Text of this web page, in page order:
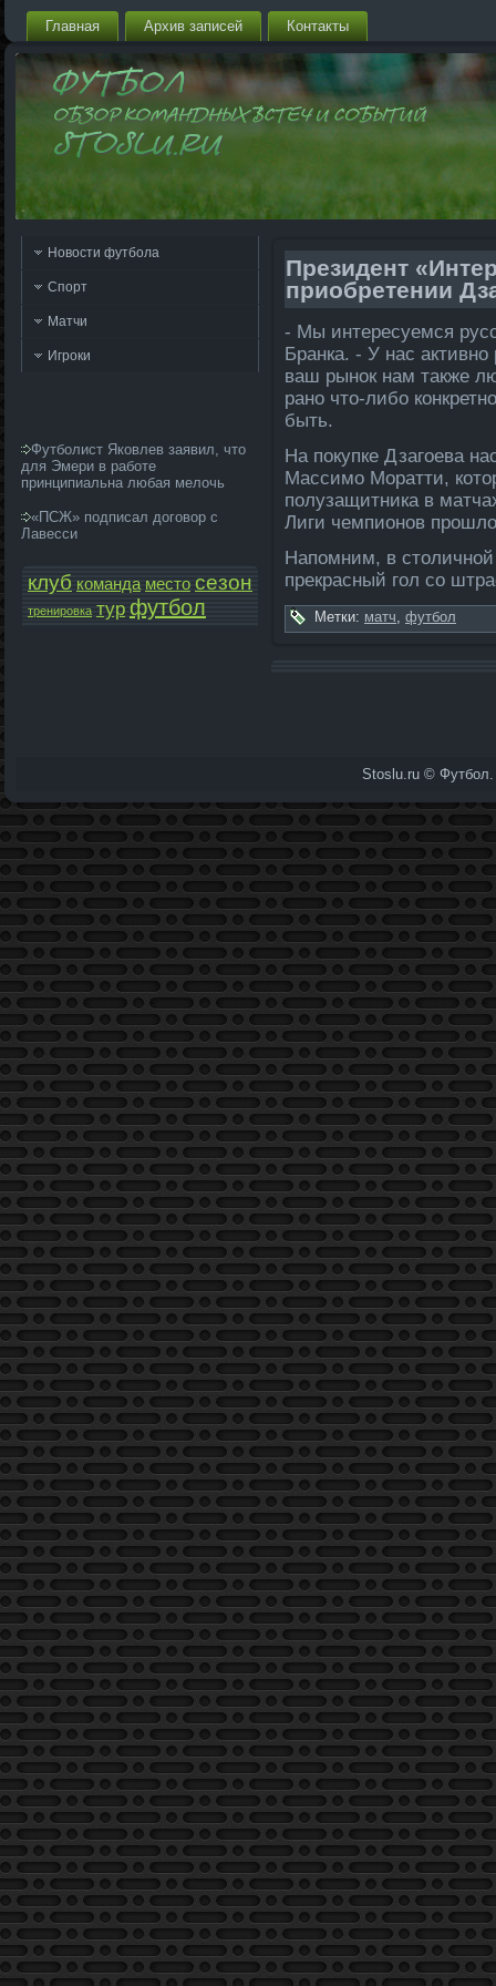
Главная Архив запи­сей Контакты
Новости футбола
Спорт
Матчи
Игроки
Футболист Яковлев заявил, что
для Эмери в работе
принципиальна любая мелочь
«ПСЖ» подписал договор с
Лавесси
клуб команда­ место сезон
тренировка тур футбол
Президент
приобретении
- Мы интересуемся
Бранка. - У нас
ваш рынок нам также
рано что-либо
быть.
На покупке Дзагоева
Массимо Моратти,
полузащитника в
Лиги чемпи­онов
Напомним, в
прекрасный гол со
Метки: матч, футбол
Stoslu.ru © Футбол.